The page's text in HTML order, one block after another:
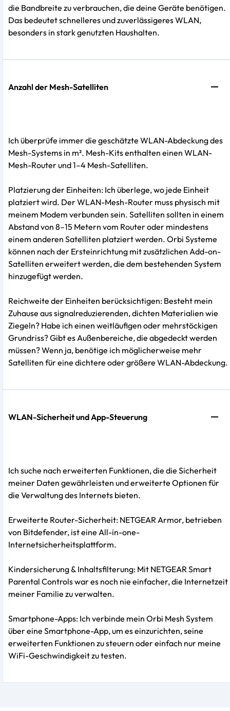
die Bandbreite zu verbrauchen, die deine Geräte benötigen.
Das bedeutet schnelleres und zuverlässigeres WLAN,
besonders in stark genutzten Haushalten.
Anzahl der Mesh-Satelliten
Ich überprüfe immer die geschätzte WLAN-Abdeckung des
Mesh-Systems in m². Mesh-Kits enthalten einen WLAN-
Mesh-Router und 1–4 Mesh-Satelliten.
Platzierung der Einheiten: Ich überlege, wo jede Einheit
platziert wird. Der WLAN-Mesh-Router muss physisch mit
meinem Modem verbunden sein. Satelliten sollten in einem
Abstand von 8–15 Metern vom Router oder mindestens
einem anderen Satelliten platziert werden. Orbi Systeme
können nach der Ersteinrichtung mit zusätzlichen Add-on-
Satelliten erweitert werden, die dem bestehenden System
hinzugefügt werden.
Reichweite der Einheiten berücksichtigen: Besteht mein
Zuhause aus signalreduzierenden, dichten Materialien wie
Ziegeln? Habe ich einen weitläufigen oder mehrstöckigen
Grundriss? Gibt es Außenbereiche, die abgedeckt werden
müssen? Wenn ja, benötige ich möglicherweise mehr
Satelliten für eine dichtere oder größere WLAN-Abdeckung.
WLAN-Sicherheit und App-Steuerung
Ich suche nach erweiterten Funktionen, die die Sicherheit
meiner Daten gewährleisten und erweiterte Optionen für
die Verwaltung des Internets bieten.
Erweiterte Router-Sicherheit: NETGEAR Armor, betrieben
von Bitdefender, ist eine All-in-one-
Internetsicherheitsplattform.
Kindersicherung & Inhaltsfilterung: Mit NETGEAR Smart
Parental Controls war es noch nie einfacher, die Internetzeit
meiner Familie zu verwalten.
Smartphone-Apps: Ich verbinde mein Orbi Mesh System
über eine Smartphone-App, um es einzurichten, seine
erweiterten Funktionen zu steuern oder einfach nur meine
WiFi-Geschwindigkeit zu testen.